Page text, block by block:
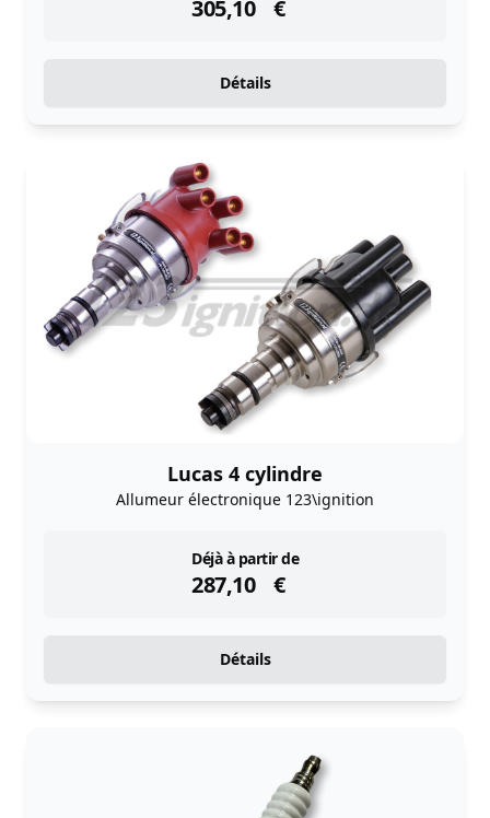
305,10 €
Détails
Lucas 4 cylindre
Allumeur électronique 123\ignition
Déjà à partir de
287,10 €
instock
Détails